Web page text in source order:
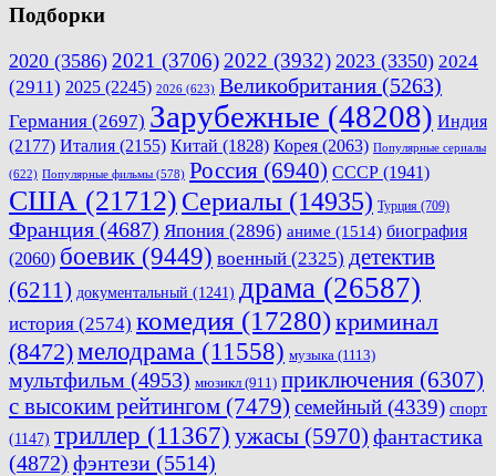
Подборки
2020 (3586) 2021 (3706) 2022 (3932) 2023 (3350) 2024
(2911) 2025 (2245) 2026 (623) Великобритания (5263)
Германия (2697) Зарубежные (48208) Индия
(2177) Италия (2155) Китай (1828) Корея (2063) Популярные сериалы
(622) Популярные фильмы (578) Россия (6940) СССР (1941)
США (21712) Сериалы (14935) Турция (709)
Франция (4687) Япония (2896) аниме (1514) биография
(2060) боевик (9449) военный (2325) детектив
(6211) документальный (1241) драма (26587)
история (2574) комедия (17280)криминал
(8472)мелодрама (11558) музыка (1113)
мультфильм (4953) мюзикл (911) приключения (6307)
с высоким рейтингом (7479) семейный (4339) спорт
(1147) триллер (11367) ужасы (5970) фантастика
(4872) фэнтези (5514)